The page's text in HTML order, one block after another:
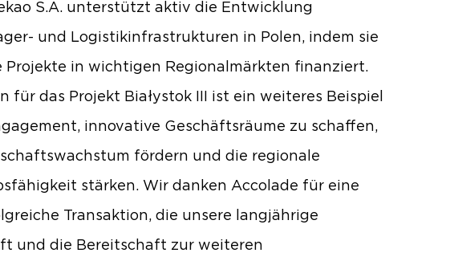
S.A. unterstützt aktiv die Entwicklung
und Logistikinfrastrukturen in Polen, indem sie
Projekte in wichtigen Regionalmärkten finanziert.
für das Projekt Białystok III ist ein weiteres Beispiel
innovative Geschäftsräume zu schaffen,
fördern und die regionale
stärken. Wir danken Accolade für eine
Transaktion, die unsere langjährige
und die Bereitschaft zur weiteren